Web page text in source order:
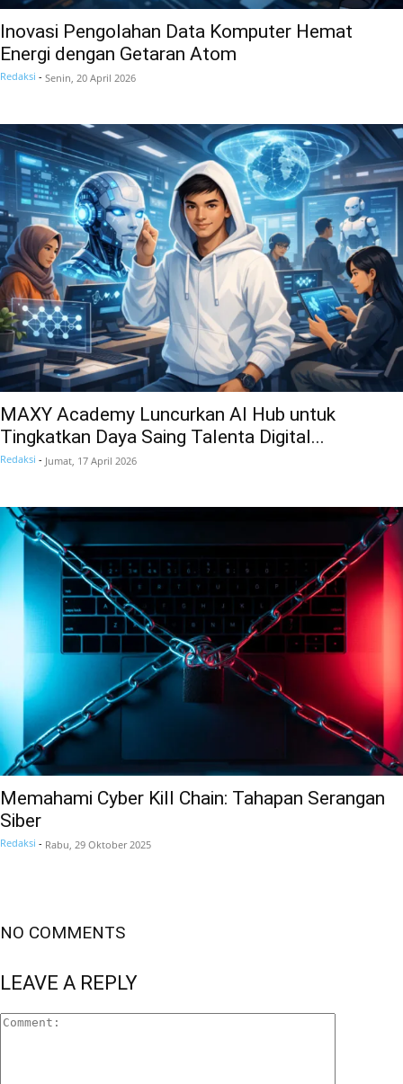
Inovasi Pengolahan Data Komputer Hemat
Energi dengan Getaran Atom
Redaksi - Senin, 20 April 2026
MAXY Academy Luncurkan AI Hub untuk
Tingkatkan Daya Saing Talenta Digital...
Redaksi - Jumat, 17 April 2026
Memahami Cyber Kill Chain: Tahapan Serangan
Siber
Redaksi - Rabu, 29 Oktober 2025
NO COMMENTS
LEAVE A REPLY